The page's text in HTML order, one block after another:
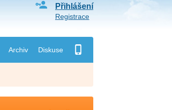
Archiv Diskuse
Přihlášení
Registrace